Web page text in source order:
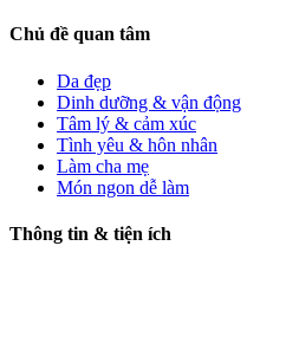
Chủ đề quan tâm
Da đẹp
Dinh dưỡng & vận động
Tâm lý & cảm xúc
Tình yêu & hôn nhân
Làm cha mẹ
Món ngon dễ làm
Thông tin & tiện ích